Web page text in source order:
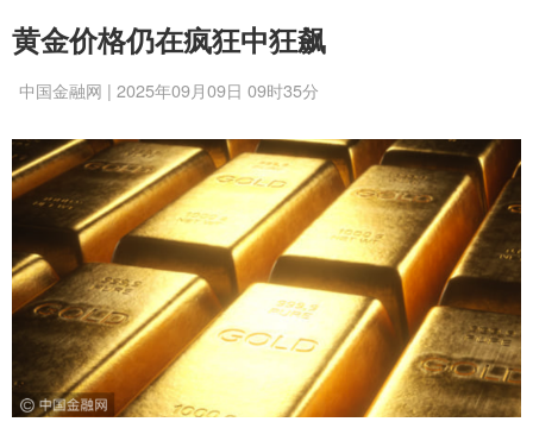
黄金价格仍在疯狂中狂飙
中国金融网 | 2025年09月09日 09时35分